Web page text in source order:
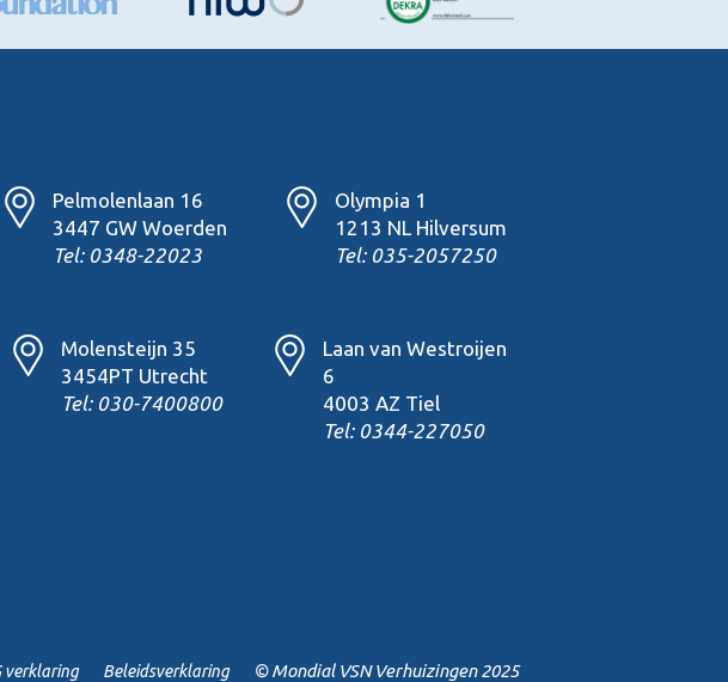
Pelmolenlaan 16
3447 GW Woerden
Tel: 0348-22023
Olympia 1
1213 NL Hilversum
Tel: 035-2057250
Molensteijn 35
3454PT Utrecht
Tel: 030-7400800
Laan van Westroijen
6
4003 AZ Tiel
Tel: 0344-227050
verklaring Beleidsverklaring © Mondial VSN Verhuizingen 2025